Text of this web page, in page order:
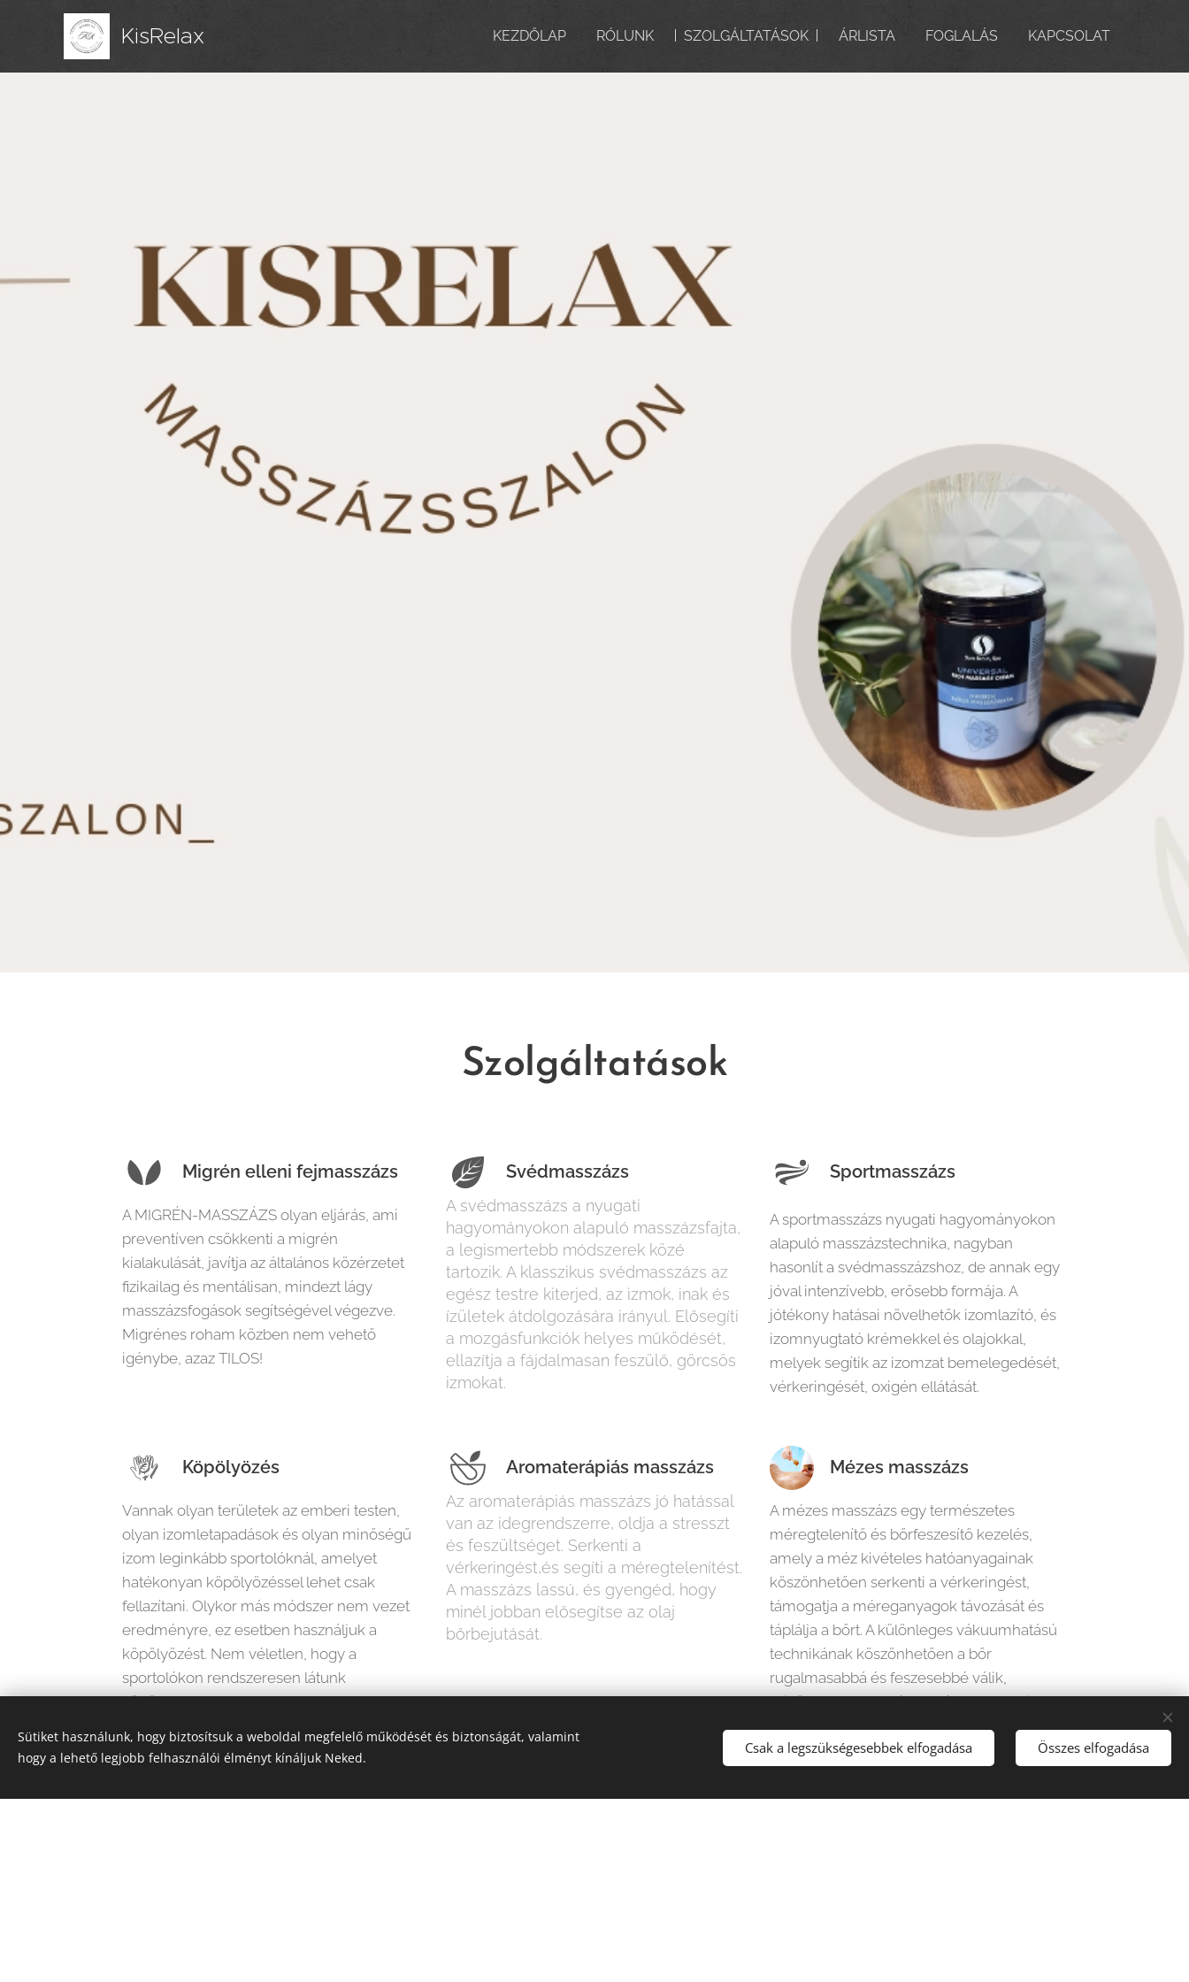
KisRelax KEZDŐLAP RÓLUNK SZOLGÁLTATÁSOK ÁRLISTA FOGLALÁS KAPCSOLAT
Szolgáltatások
Migrén elleni fejmasszázs
A MIGRÉN-MASSZÁZS olyan eljárás, ami
preventíven csökkenti a migrén
kialakulását, javítja az általános közérzetet
fizikailag és mentálisan, mindezt lágy
masszázsfogások segítségével végezve.
Migrénes roham közben nem vehető
igénybe, azaz TILOS!
Svédmasszázs
A svédmasszázs a nyugati
hagyományokon alapuló masszázsfajta,
a legismertebb módszerek közé
tartozik. A klasszikus svédmasszázs az
egész testre kiterjed, az izmok, inak és
ízületek átdolgozására irányul. Elősegíti
a mozgásfunkciók helyes működését,
ellazítja a fájdalmasan feszülő, görcsös
izmokat.
Sportmasszázs
A sportmasszázs nyugati hagyományokon
alapuló masszázstechnika, nagyban
hasonlít a svédmasszázshoz, de annak egy
jóval intenzívebb, erősebb formája. A
jótékony hatásai növelhetők izomlazító, és
izomnyugtató krémekkel és olajokkal,
melyek segítik az izomzat bemelegedését,
vérkeringését, oxigén ellátását.
Köpölyözés
Vannak olyan területek az emberi testen,
olyan izomletapadások és olyan minőségű
izom leginkább sportolóknál, amelyet
hatékonyan köpölyözéssel lehet csak
fellazítani. Olykor más módszer nem vezet
eredményre, ez esetben használjuk a
köpölyözést. Nem véletlen, hogy a
sportolókon rendszeresen látunk
köpölynyomokat.
Aromaterápiás masszázs
Az aromaterápiás masszázs jó hatással
van az idegrendszerre, oldja a stresszt
és feszültséget. Serkenti a
vérkeringést,és segíti a méregtelenítést.
A masszázs lassú, és gyengéd, hogy
minél jobban elősegítse az olaj
bőrbejutását.
Mézes masszázs
A mézes masszázs egy természetes
méregtelenítő és bőrfeszesítő kezelés,
amely a méz kivételes hatóanyagainak
köszönhetően serkenti a vérkeringést,
támogatja a méreganyagok távozását és
táplálja a bőrt. A különleges vákuumhatású
technikának köszönhetően a bőr
rugalmasabbá és feszesebbé válik,
miközben a masszázs hatékonyan oldja az
Csokoládékrémes masszázs
Sütiket használunk, hogy biztosítsuk a weboldal megfelelő működését és biztonságát, valamint
hogy a lehető legjobb felhasználói élményt kínáljuk Neked.
Csak a legszükségesebbek elfogadása Összes elfogadása